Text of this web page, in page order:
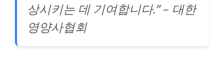
상시키는 데 기여합니다.” – 대한
영양사협회